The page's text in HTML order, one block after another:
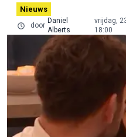
Nieuws
door
Daniel
Alberts
vrijdag,
18:00